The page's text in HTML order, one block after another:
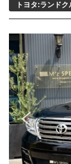
トヨタ:ランド